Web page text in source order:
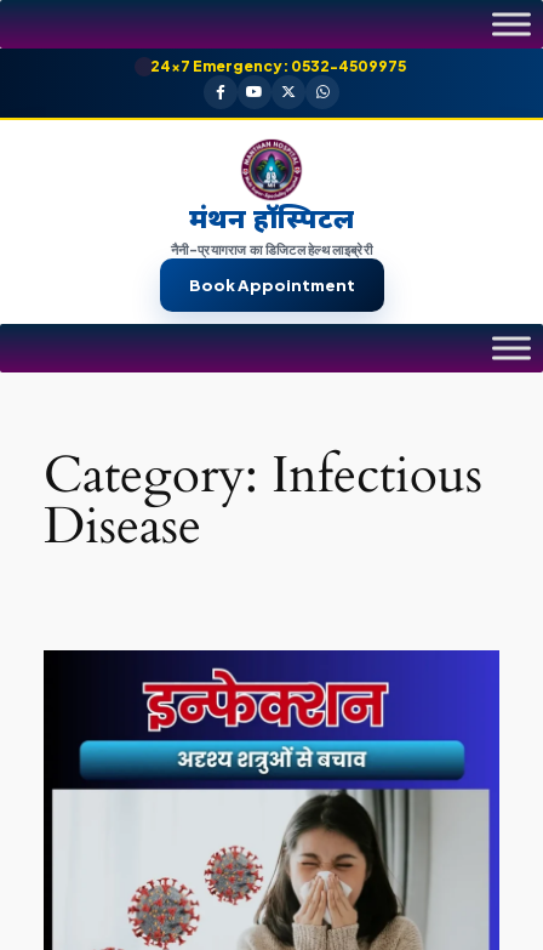
Skip
to
24×7 Emergency: 0532-4509975
मंथन हॉस्पिटल
नैनी-प्रयागराज का डिजिटल हेल्थ लाइब्रेरी
Book Appointment
Category: Infectious
Disease